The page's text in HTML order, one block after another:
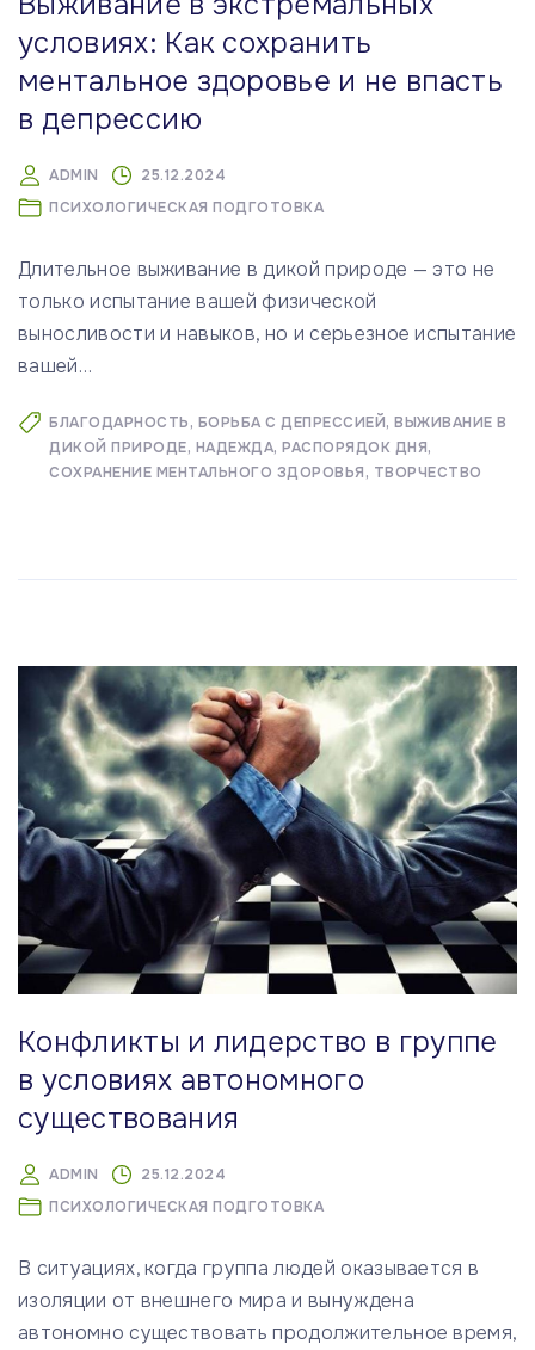
условиях: Как сохранить
ментальное здоровье и не впасть
в депрессию
ADMIN
25.12.2024
ПСИХОЛОГИЧЕСКАЯ ПОДГОТОВКА
Длительное выживание в дикой природе — это не
только испытание вашей физической
выносливости и навыков, но и серьезное испытание
вашей…
БЛАГОДАРНОСТЬ БОРЬБА С ДЕПРЕССИЕЙ ВЫЖИВАНИЕ В
ДИКОЙ ПРИРОДЕ НАДЕЖДА РАСПОРЯДОК ДНЯ
СОХРАНЕНИЕ МЕНТАЛЬНОГО ЗДОРОВЬЯ
ТВОРЧЕСТВО
Конфликты и лидерство в группе
в условиях автономного
существования
ADMIN
25.12.2024
ПСИХОЛОГИЧЕСКАЯ ПОДГОТОВКА
В ситуациях, когда группа людей оказывается в
изоляции от внешнего мира и вынуждена
автономно существовать продолжительное время,